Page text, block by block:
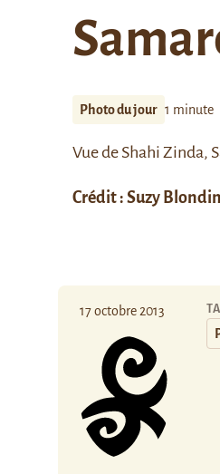
Photo du jour 1 minute
Vue de Shahi Zinda,
Crédit : Suzy Blondin
17 octobre 2013